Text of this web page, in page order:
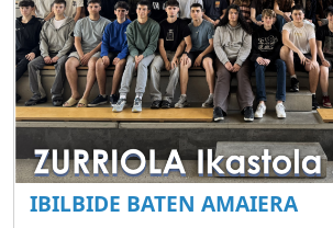
IBILBIDE BATEN AMAIERA